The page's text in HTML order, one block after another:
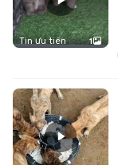
Tin ưu tiên 1